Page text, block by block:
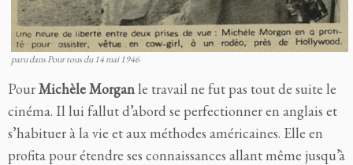
paru dans Pour tous du 14 mai 1946
PourMichèle Morganle travail ne fut pas tout de suite le
cinéma. Il lui fallut d’abord se perfectionner en anglais et
s’habituer à la vie et aux méthodes américaines. Elle en
profita pour étendre ses connaissances allant même jusqu’à